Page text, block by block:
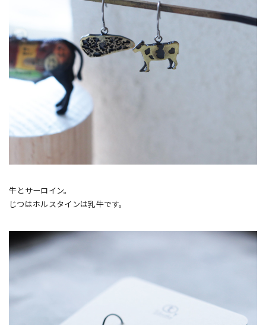
牛とサーロイン。
じつはホルスタインは乳牛です。